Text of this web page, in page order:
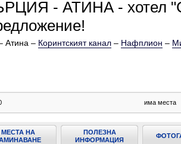
- АТИНА - хотел
Атина – Коринтският канал – Нафплион –
има места
МЕСТА НА
ПОЛЕЗНА
ИНФОРМАЦИЯ